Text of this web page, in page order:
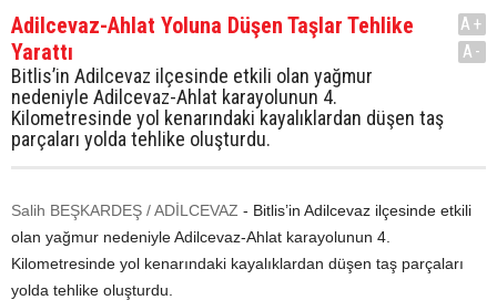
Adilcevaz-Ahlat Yoluna Düşen Taşlar Tehlike
Yarattı
Bitlis’in Adilcevaz ilçesinde etkili olan yağmur
nedeniyle Adilcevaz-Ahlat karayolunun 4.
Kilometresinde yol kenarındaki kayalıklardan düşen taş
parçaları yolda tehlike oluşturdu.
A+
A-
Salih BEŞKARDEŞ / ADİLCEVAZ - Bitlis’in Adilcevaz ilçesinde etkili
olan yağmur nedeniyle Adilcevaz-Ahlat karayolunun 4.
Kilometresinde yol kenarındaki kayalıklardan düşen taş parçaları
yolda tehlike oluşturdu.